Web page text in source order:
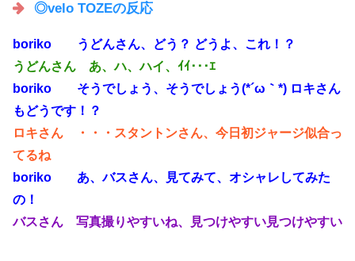
◎velo TOZEの反応
boriko うどんさん、どう？ どうよ、これ！？
うどんさん あ、ハ、ハイ、ｲｲ･･･ｴ
boriko そうでしょう、そうでしょう(*´ω｀*) ロキさん
もどうです！？
ロキさん ・・・スタントンさん、今日初ジャージ似合っ
てるね
boriko あ、バスさん、見てみて、オシャレしてみた
の！
バスさん 写真撮りやすいね、見つけやすい見つけやすい